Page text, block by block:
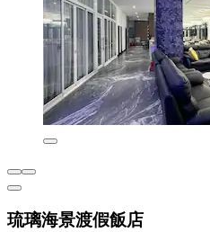
琉璃海景渡假飯店